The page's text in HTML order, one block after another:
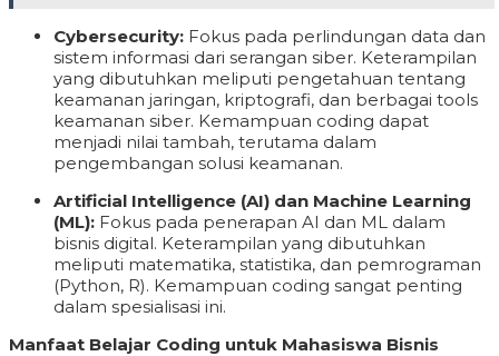
Cybersecurity: Fokus pada perlindungan data dan
sistem informasi dari serangan siber. Keterampilan
yang dibutuhkan meliputi pengetahuan tentang
keamanan jaringan, kriptografi, dan berbagai tools
keamanan siber. Kemampuan coding dapat
menjadi nilai tambah, terutama dalam
pengembangan solusi keamanan.
Artificial Intelligence (AI) dan Machine Learning
(ML): Fokus pada penerapan AI dan ML dalam
bisnis digital. Keterampilan yang dibutuhkan
meliputi matematika, statistika, dan pemrograman
(Python, R). Kemampuan coding sangat penting
dalam spesialisasi ini.
Manfaat Belajar Coding untuk Mahasiswa Bisnis